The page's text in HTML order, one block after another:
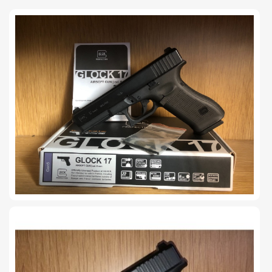
TIRO Y COMPETICIÓN
AIRE COMPRIMIDO
OTRAS ARMAS
ACCESORIOS